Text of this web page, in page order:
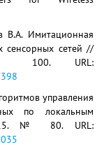
В.А. Имитационная
сенсорных сетей //
100. URL:
управления
по локальным
№ 80. URL: